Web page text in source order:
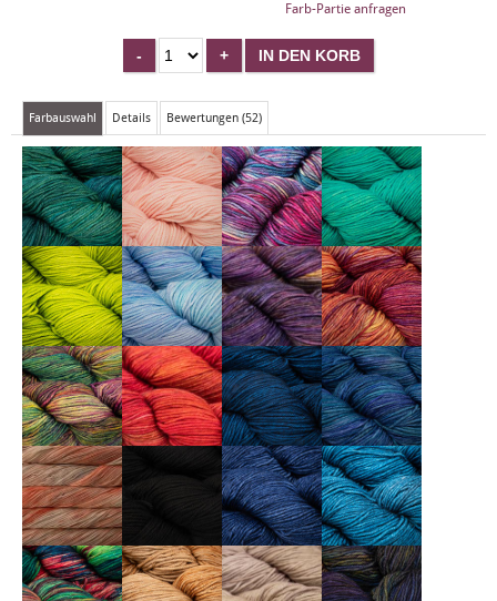
Farb-Partie anfragen
Farbauswahl Details Bewertungen (52)